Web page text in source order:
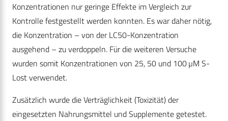
Konzentrationen nur geringe Effekte im Vergleich zur
Kontrolle festgestellt werden konnten. Es war daher nötig,
die Konzentration – von der LC50-Konzentration
ausgehend – zu verdoppeln. Für die weiteren Versuche
wurden somit Konzentrationen von 25, 50 und 100 µM S-
Lost verwendet.
Zusätzlich wurde die Verträglichkeit (Toxizität) der
eingesetzten Nahrungsmittel und Supplemente getestet.